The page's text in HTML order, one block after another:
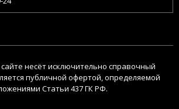
несёт исключительно справочный
публичной офертой, определяемой
Статьи 437 ГК РФ.